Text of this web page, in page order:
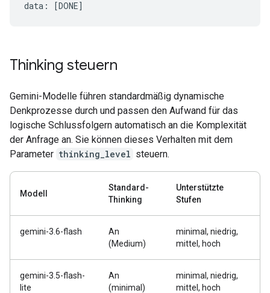
Thinking steuern
Gemini-Modelle führen standardmäßig dynamische
Denkprozesse durch und passen den Aufwand für das
logische Schlussfolgern automatisch an die Komplexität
der Anfrage an. Sie können dieses Verhalten mit dem
Parameter thinking_level steuern.
Modell
Standard-
Thinking
Unterstützte
Stufen
gemini-3.6-flash
An
(Medium)
minimal, niedrig,
mittel, hoch
gemini-3.5-flash-
lite
An
(minimal)
minimal, niedrig,
mittel, hoch